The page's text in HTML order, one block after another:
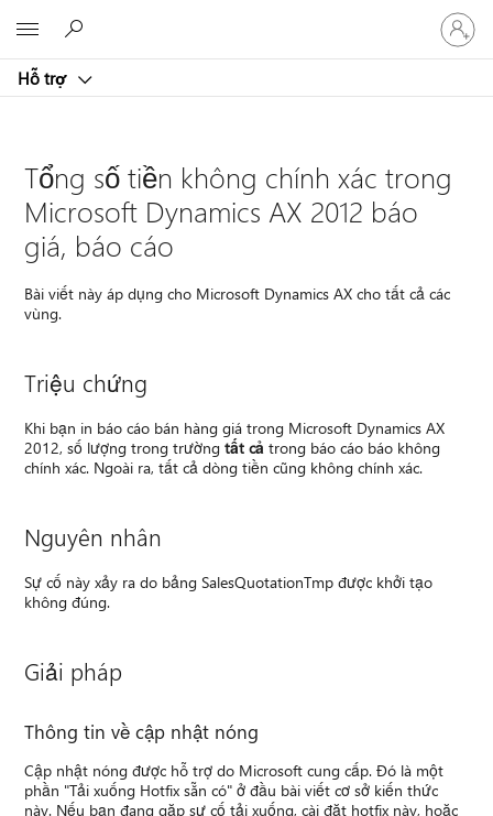
Hỗ trợ
Đăng
nhập
tài
Tổng số tiền không chính xác trong
Microsoft Dynamics AX 2012 báo
giá, báo cáo
Bài viết này áp dụng cho Microsoft Dynamics AX cho tất cả các
vùng.
Triệu chứng
Khi bạn in báo cáo bán hàng giá trong Microsoft Dynamics AX
2012, số lượng trong trườngtất cả trong báo cáo báo không
chính xác. Ngoài ra, tất cả dòng tiền cũng không chính xác.
Nguyên nhân
Sự cố này xảy ra do bảng SalesQuotationTmp được khởi tạo
không đúng.
Giải pháp
Thông tin về cập nhật nóng
Cập nhật nóng được hỗ trợ do Microsoft cung cấp. Đó là một
phần "Tải xuống Hotfix sẵn có" ở đầu bài viết cơ sở kiến thức
này. Nếu bạn đang gặp sự cố tải xuống, cài đặt hotfix này, hoặc